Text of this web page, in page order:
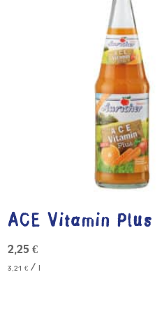
ACE Vitamin Plus
2,25 €
3,21 €/